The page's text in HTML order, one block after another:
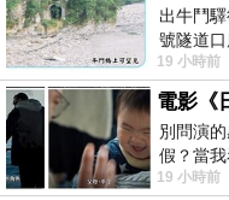
出牛鬥
號隧道
存在。從
19 小時前
別問演
假？當
真的。詮
19 小時前